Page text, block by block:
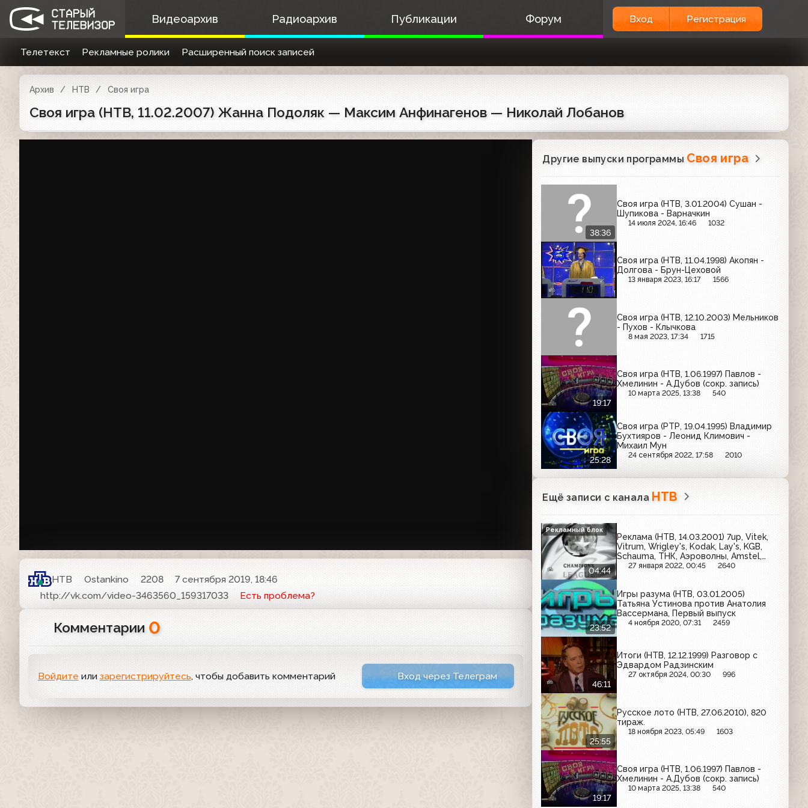
Видеоархив Радиоархив Публикации Форум Вход Регистрация
Телетекст Рекламные ролики Расширенный поиск записей
Архив НТВ Своя игра
Своя игра (НТВ, 11.02.2007) Жанна Подоляк — Максим Анфинагенов — Николай Лобанов
НТВ Ostankino 2208
7 сентября 2019, 18:46
http://vk.com/video-3463560_159317033
Есть проблема?
Комментарии 0
Войдите или зарегистрируйтесь, чтобы добавить комментарий Вход через Телеграм
Другие выпуски программы Своя игра
38:36
Своя игра (НТВ, 3.01.2004) Сушан -
Шупикова - Варначкин
14 июля 2024, 16:46 1032
Своя игра (НТВ, 11.04.1998) Акопян -
Долгова - Брун-Цеховой
13 января 2023, 16:17 1566
Своя игра (НТВ, 12.10.2003) Мельников
- Пухов - Клычкова
8 мая 2023, 17:34 1715
19:17
Своя игра (НТВ, 1.06.1997) Павлов -
Хмелинин - А.Дубов (сокр. запись)
10 марта 2025, 13:38 540
25:28
Своя игра (РТР, 19.04.1995) Владимир
Бухтияров - Леонид Климович -
Михаил Мун
24 сентября 2022, 17:58 2010
Ещё записи с канала НТВ
04:44
Реклама (НТВ, 14.03.2001) 7up, Vitek,
Vitrum, Wrigley's, Kodak, Lay's, KGB,
Schauma, ТНК, Аэроволны, Amstel,
MasterCard
27 января 2022, 00:45 2640
Рекламный блок
23:52
Игры разума (НТВ, 03.01.2005)
Татьяна Устинова против Анатолия
Вассермана, Первый выпуск
4 ноября 2020, 07:31 2459
46:11
Итоги (НТВ, 12.12.1999) Разговор с
Эдвардом Радзинским
27 октября 2024, 00:30 996
25:55
Русское лото (НТВ, 27.06.2010), 820
тираж.
18 ноября 2023, 05:49 1603
19:17
Своя игра (НТВ, 1.06.1997) Павлов -
Хмелинин - А.Дубов (сокр. запись)
10 марта 2025, 13:38 540